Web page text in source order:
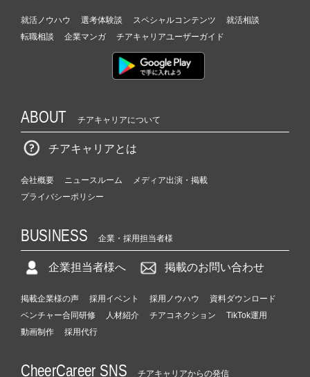
就活ノウハウ 選考体験談 スペシャルコンテンツ
就活相談
転職相談
企業マンガ チアキャリアユーザーガイド
ABOUT チアキャリアについて
チアキャリアとは
会社概要 ニュースルーム
メディア出演・掲載
プライバシーポリシー
BUSINESS 企業・採用担当者様
企業担当者様へ 掲載のお問い合わせ
掲載企業様の声 採用イベント 採用ノウハウ
資料ダウンロード
ベンチャー合同研修
人材紹介 チアコネクション
TikTok運用
動画制作
採用代行
CheerCareer SNS チアキャリアからの発信